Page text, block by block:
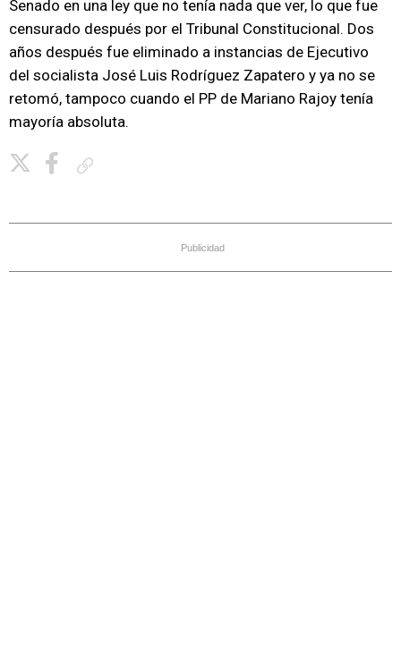
Senado en una ley que no tenía nada que ver, lo que fue
censurado después por el Tribunal Constitucional. Dos
años después fue eliminado a instancias de Ejecutivo
del socialista José Luis Rodríguez Zapatero y ya no se
retomó, tampoco cuando el PP de Mariano Rajoy tenía
mayoría absoluta.
Publicidad